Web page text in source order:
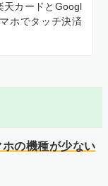
天カードとGoogl
ホでタッチ決済
の機種が少ない